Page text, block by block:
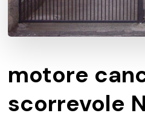
motore
scorrevole